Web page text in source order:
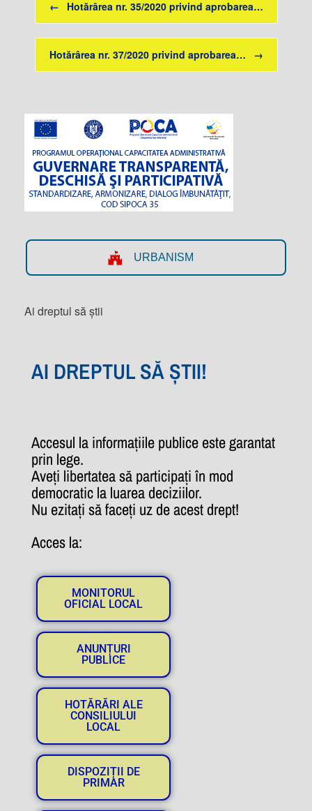
← Hotărârea nr. 35/2020 privind aprobarea…
Hotărârea nr. 37/2020 privind aprobarea… →
URBANISM
Ai dreptul să știi
AI DREPTUL SĂ ȘTII!
Accesul la informațiile publice este garantat
prin lege.
Aveți libertatea să participați în mod
democratic la luarea deciziilor.
Nu ezitați să faceți uz de acest drept!
Acces la:
MONITORUL
OFICIAL LOCAL
ANUNȚURI
PUBLICE
HOTĂRĂRI ALE
CONSILIULUI
LOCAL
DISPOZIȚII DE
PRIMAR